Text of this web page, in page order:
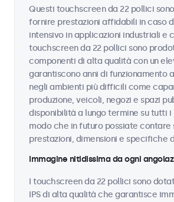
Questi touchscreen da 22 pollici
fornire prestazioni affidabili in caso
intensivo in applicazioni industriali e
touchscreen da 22 pollici sono
componenti di alta qualità con un
garantiscono anni di funzionamento
negli ambienti più difficili come
produzione, veicoli, negozi e spazi
disponibilità a lungo termine su tutti i
modo che in futuro possiate contare
prestazioni, dimensioni e specifiche
Immagine nitidissima da ogni
I touchscreen da 22 pollici sono
IPS di alta qualità che garantisce